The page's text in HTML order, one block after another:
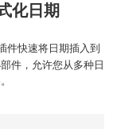
化日期
件快速将日期插入到
件，允许您从多种日